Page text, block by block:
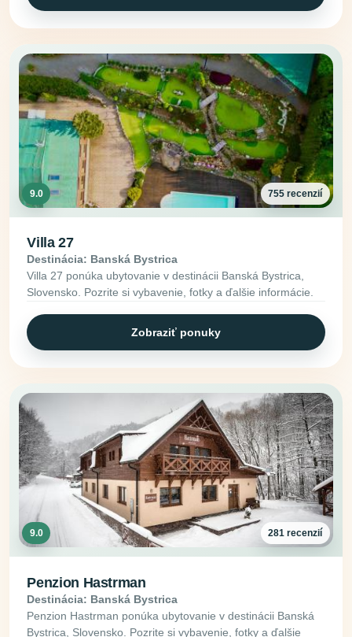
9.0 755 recenzií
Villa 27
Destinácia: Banská Bystrica
Villa 27 ponúka ubytovanie v destinácii Banská Bystrica,
Slovensko. Pozrite si vybavenie, fotky a ďalšie informácie.
Zobraziť ponuky
9.0 281 recenzií
Penzion Hastrman
Destinácia: Banská Bystrica
Penzion Hastrman ponúka ubytovanie v destinácii Banská
Bystrica, Slovensko. Pozrite si vybavenie, fotky a ďalšie